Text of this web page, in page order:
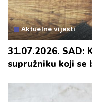
Aktuelne vijesti
31.07.2026. SAD:
supružniku koji se